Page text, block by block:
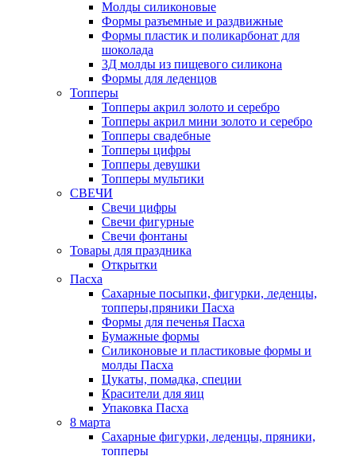
Молды силиконовые
Формы разъемные и раздвижные
Формы пластик и поликарбонат для
шоколада
3Д молды из пищевого силикона
Формы для леденцов
Топперы
Топперы акрил золото и серебро
Топперы акрил мини золото и серебро
Топперы свадебные
Топперы цифры
Топперы девушки
Топперы мультики
СВЕЧИ
Свечи цифры
Свечи фигурные
Свечи фонтаны
Товары для праздника
Открытки
Пасха
Сахарные посыпки, фигурки, леденцы,
топперы,пряники Пасха
Формы для печенья Пасха
Бумажные формы
Силиконовые и пластиковые формы и
молды Пасха
Цукаты, помадка, специи
Красители для яиц
Упаковка Пасха
8 марта
Сахарные фигурки, леденцы, пряники,
топперы